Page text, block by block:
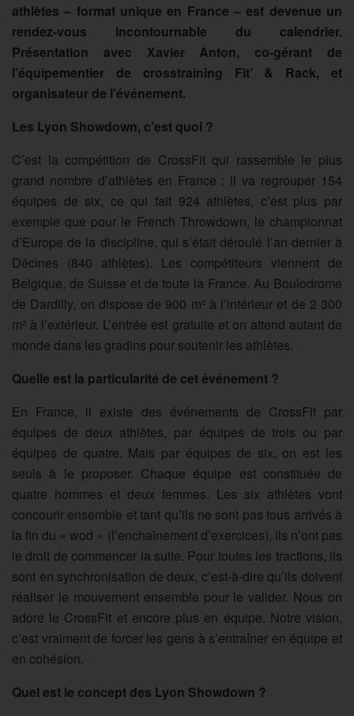
athlètes – format unique en France – est devenue un
rendez-vous incontournable du calendrier.
Présentation avec Xavier Anton, co-gérant de
l’équipementier de crosstraining Fit’ & Rack, et
organisateur de l’événement.
Les Lyon Showdown, c’est quoi ?
C’est la compétition de CrossFit qui rassemble le plus
grand nombre d’athlètes en France : il va regrouper 154
équipes de six, ce qui fait 924 athlètes, c’est plus par
exemple que pour le French Throwdown, le championnat
d’Europe de la discipline, qui s’était déroulé l’an dernier à
Décines (840 athlètes). Les compétiteurs viennent de
Belgique, de Suisse et de toute la France. Au Boulodrome
de Dardilly, on dispose de 900 m² à l’intérieur et de 2 300
m² à l’extérieur. L’entrée est gratuite et on attend autant de
monde dans les gradins pour soutenir les athlètes.
Quelle est la particularité de cet événement ?
En France, il existe des événements de CrossFit par
équipes de deux athlètes, par équipes de trois ou par
équipes de quatre. Mais par équipes de six, on est les
seuls à le proposer. Chaque équipe est constituée de
quatre hommes et deux femmes. Les six athlètes vont
concourir ensemble et tant qu’ils ne sont pas tous arrivés à
la fin du « wod » (l’enchaînement d’exercices), ils n’ont pas
le droit de commencer la suite. Pour toutes les tractions, ils
sont en synchronisation de deux, c’est-à-dire qu’ils doivent
réaliser le mouvement ensemble pour le valider. Nous on
adore le CrossFit et encore plus en équipe. Notre vision,
c’est vraiment de forcer les gens à s’entraîner en équipe et
en cohésion.
Quel est le concept des Lyon Showdown ?